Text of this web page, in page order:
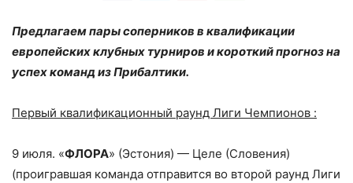
Предлагаем пары соперников в квалификации
европейских клубных турниров и короткий прогноз на
успех команд из Прибалтики.
Первый квалификационный раунд Лиги Чемпионов :
9 июля. «ФЛОРА» (Эстония) — Целе (Словения)
(проигравшая команда отправится во второй раунд Лиги